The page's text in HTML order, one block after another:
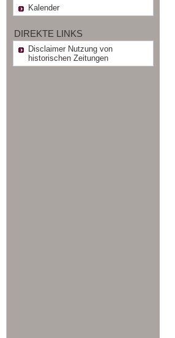
Kalender
DIREKTE LINKS
Disclaimer Nutzung von
historischen Zeitungen